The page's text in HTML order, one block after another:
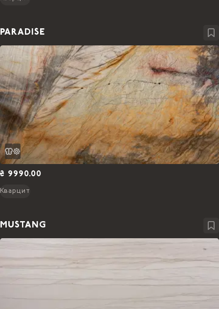
PARADISE
₴ 9990.00
Кварцит
MUSTANG